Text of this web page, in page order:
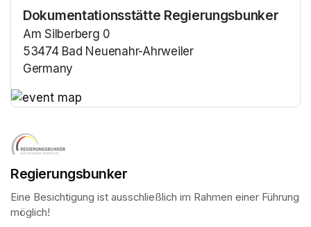
Dokumentationsstätte Regierungsbunker
Am Silberberg 0
53474 Bad Neuenahr-Ahrweiler
Germany
Regierungsbunker
Eine Besichtigung ist ausschließlich im Rahmen einer Führung
möglich!